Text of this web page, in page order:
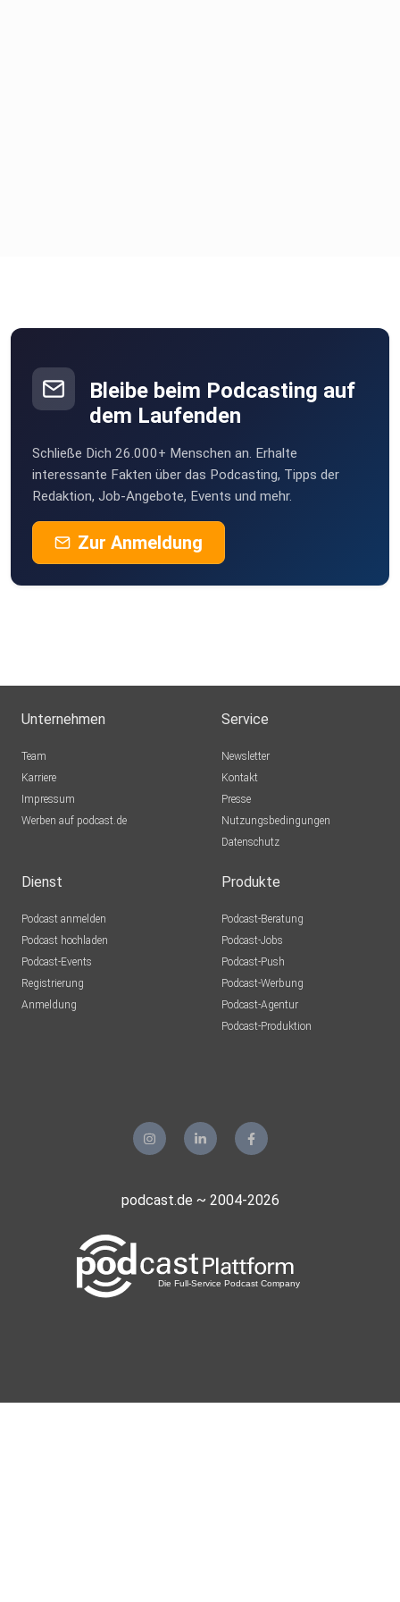
Bleibe beim Podcasting auf
dem Laufenden
Schließe Dich 26.000+ Menschen an. Erhalte
interessante Fakten über das Podcasting, Tipps der
Redaktion, Job-Angebote, Events und mehr.
Zur Anmeldung
Unternehmen
Team
Karriere
Impressum
Werben auf podcast.de
Service
Newsletter
Kontakt
Presse
Nutzungsbedingungen
Datenschutz
Dienst
Podcast anmelden
Podcast hochladen
Podcast-Events
Registrierung
Anmeldung
Produkte
Podcast-Beratung
Podcast-Jobs
Podcast-Push
Podcast-Werbung
Podcast-Agentur
Podcast-Produktion
podcast.de ~ 2004-2026